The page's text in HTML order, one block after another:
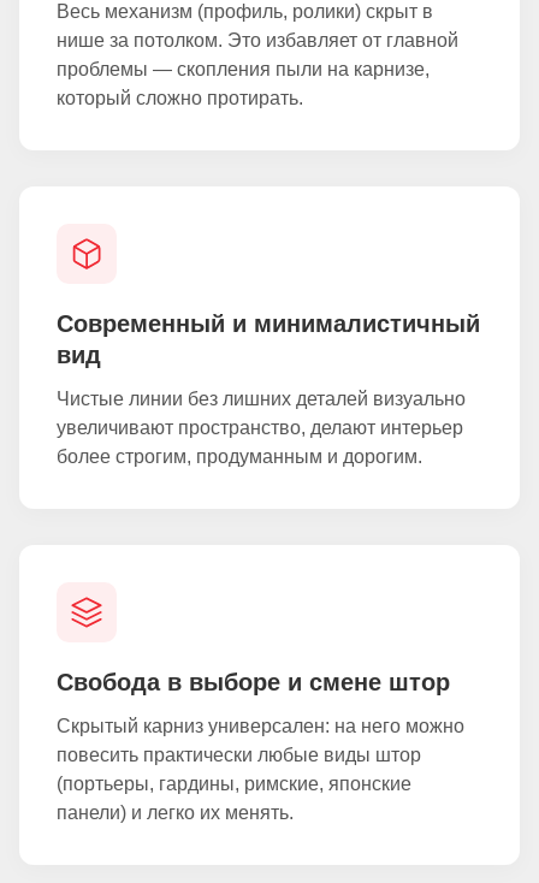
Весь механизм (профиль, ролики) скрыт в
нише за потолком. Это избавляет от главной
проблемы — скопления пыли на карнизе,
который сложно протирать.
Современный и минималистичный
вид
Чистые линии без лишних деталей визуально
увеличивают пространство, делают интерьер
более строгим, продуманным и дорогим.
Свобода в выборе и смене штор
Скрытый карниз универсален: на него можно
повесить практически любые виды штор
(портьеры, гардины, римские, японские
панели) и легко их менять.